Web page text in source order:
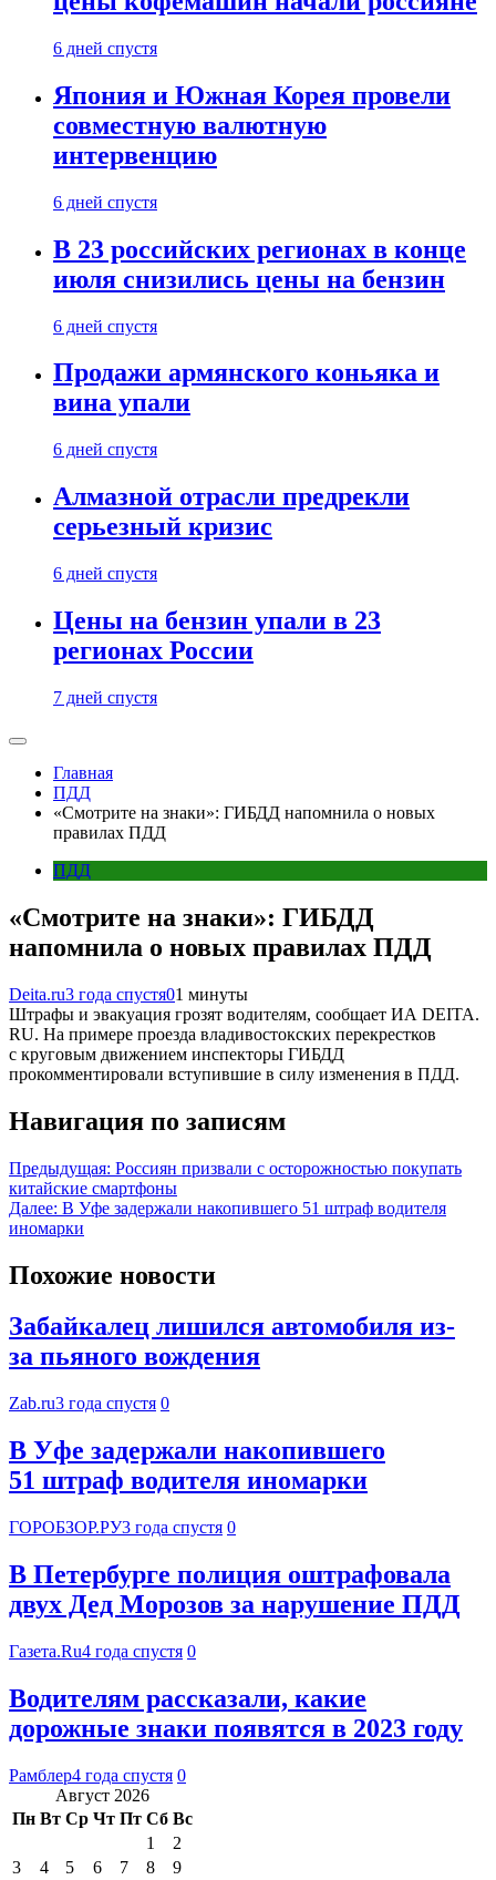
6 дней спустя
Япония и Южная Корея провели
совместную валютную
интервенцию
6 дней спустя
В 23 российских регионах в конце
июля снизились цены на бензин
6 дней спустя
Продажи армянского коньяка и
вина упали
6 дней спустя
Алмазной отрасли предрекли
серьезный кризис
6 дней спустя
Цены на бензин упали в 23
регионах России
7 дней спустя
Главная
ПДД
«Смотрите на знаки»: ГИБДД напомнила о новых
правилах ПДД
ПДД
«Смотрите на знаки»: ГИБДД
напомнила о новых правилах ПДД
Deita.ru3 года спустя01 минуты
Штрафы и эвакуация грозят водителям, сообщает ИА DEITA.
RU. На примере проезда владивостокских перекрестков
с круговым движением инспекторы ГИБДД
прокомментировали вступившие в силу изменения в ПДД.
Навигация по записям
Предыдущая: Россиян призвали с осторожностью покупать
китайские смартфоны
Далее: В Уфе задержали накопившего 51 штраф водителя
иномарки
Похожие новости
Забайкалец лишился автомобиля из-
за пьяного вождения
Zab.ru3 года спустя 0
В Уфе задержали накопившего
51 штраф водителя иномарки
ГОРОБЗОР.РУ3 года спустя 0
В Петербурге полиция оштрафовала
двух Дед Морозов за нарушение ПДД
Газета.Ru4 года спустя 0
Водителям рассказали, какие
дорожные знаки появятся в 2023 году
Рамблер4 года спустя 0
Август 2026
Пн Вт Ср Чт Пт Сб Вс
1
2
3
4 5 6 7 8
9